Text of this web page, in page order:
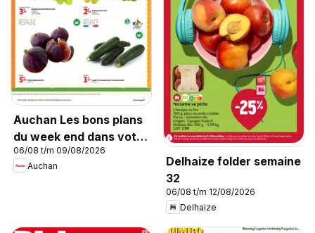
Auchan Les bons plans
du week end dans votre
super !
06/08 t/m 09/08/2026
Auchan
Delhaize folder semaine
32
06/08 t/m 12/08/2026
Delhaize